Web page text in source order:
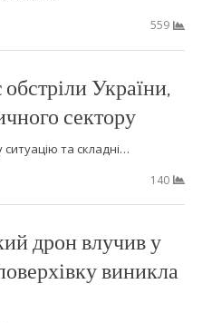
559
України,
сектору
та складні…
140
дрон влучив у
виникла